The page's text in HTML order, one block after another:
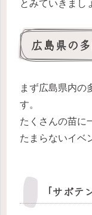
とみていきまし
広島県の
まず広島県内の
す。
たくさんの苗に
たまらないイベ
「サボ